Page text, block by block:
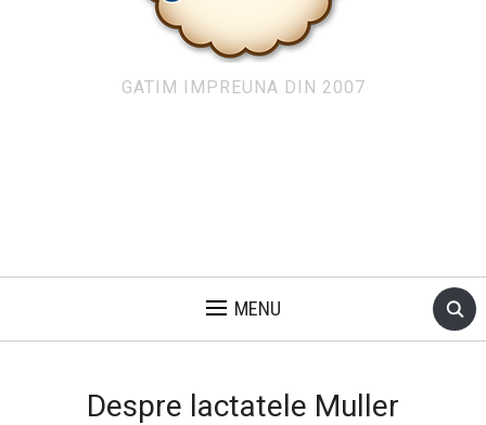
GATIM IMPREUNA DIN 2007
MENU
Despre lactatele Muller